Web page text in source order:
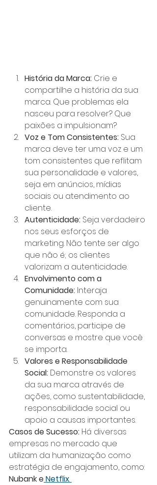
História da Marca: Crie e
compartilhe a história da sua
marca. Que problemas ela
nasceu para resolver? Que
paixões a impulsionam?
Voz e Tom Consistentes: Sua
marca deve ter uma voz e um
tom consistentes que reflitam
sua personalidade e valores,
seja em anúncios, mídias
sociais ou atendimento ao
cliente.
Autenticidade: Seja verdadeiro
nos seus esforços de
marketing. Não tente ser algo
que não é; os clientes
valorizam a autenticidade.
Envolvimento com a
Comunidade: Interaja
genuinamente com sua
comunidade. Responda a
comentários, participe de
conversas e mostre que você
se importa.
Valores e Responsabilidade
Social: Demonstre os valores
da sua marca através de
ações, como sustentabilidade,
responsabilidade social ou
apoio a causas importantes.
Casos de Sucesso: Há diversas
empresas no mercado que
utilizam da humanização como
estratégia de engajamento, como:
Nubank e Netflix.